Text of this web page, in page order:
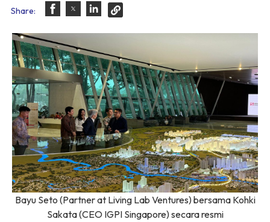
Share:
Bayu Seto (Partner at Living Lab Ventures) bersama Kohki
Sakata (CEO IGPI Singapore) secara resmi